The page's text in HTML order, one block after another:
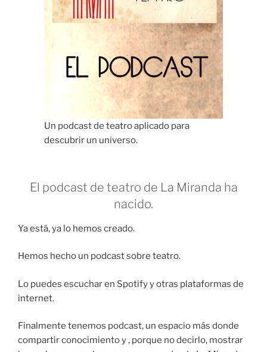
Un podcast de teatro aplicado para
descubrir un universo.
El podcast de teatro de La Miranda ha
nacido.
Ya está, ya lo hemos creado.
Hemos hecho un podcast sobre teatro.
Lo puedes escuchar en Spotify y otras plataformas de
internet.
Finalmente tenemos podcast, un espacio más donde
compartir conocimiento y , porque no decirlo, mostrar